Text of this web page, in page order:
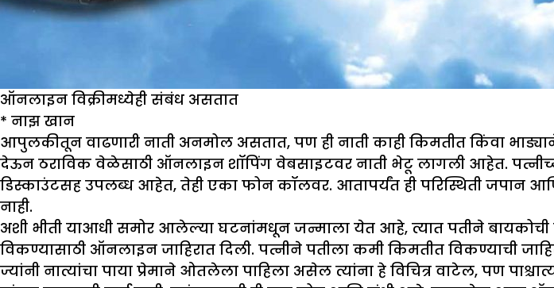
ऑनलाइन विक्रीमध्येही संबंध असतात
* नाझ खान
आपुलकीतून वाढणारी नाती अनमोल असतात, पण ही नाती काही किमतीत किंवा
देऊन ठराविक वेळेसाठी ऑनलाइन शॉपिंग वेबसाइटवर नाती भेटू लागली आहेत.
डिस्काउंटसह उपलब्ध आहेत, तेही एका फोन कॉलवर. आतापर्यंत ही परिस्थिती जपान
नाही.
अशी भीती याआधी समोर आलेल्या घटनांमधून जन्माला येत आहे, त्यात पतीने
विकण्यासाठी ऑनलाइन जाहिरात दिली. पत्नीने पतीला कमी किमतीत विकण्याची
ज्यांनी नात्यांचा पाया प्रेमाने ओतलेला पाहिला असेल त्यांना हे विचित्र वाटेल, पण